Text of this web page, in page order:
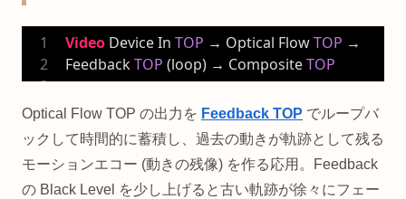
Video Device In TOP → Optical Flow TOP →
Feedback TOP (loop) → Composite TOP
Optical Flow TOP の出力を Feedback TOP でループバ
ックして時間的に蓄積し、過去の動きが軌跡として残る
モーションエコー (動きの残像) を作る応用。Feedback
の Black Level を少し上げると古い軌跡が徐々にフェー